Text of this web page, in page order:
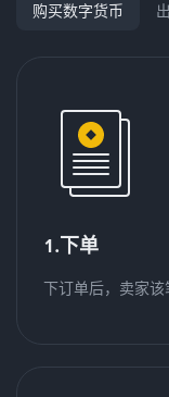
购买数字货币
1.下单
下订单后，卖家该